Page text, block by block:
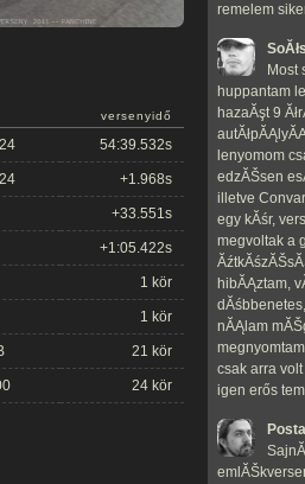
versenyidő
54:39.532s
+1.968s
+33.551s
+1:05.422s
1 kör
1 kör
21 kör
24 kör
remelem
Most
huppantam
hazaĂşt 9
lenyomom
edzĂŠsen
illetve
egy kĂśr,
megvoltak a
hibĂĄztam,
nĂĄlam
csak arra
igen erős